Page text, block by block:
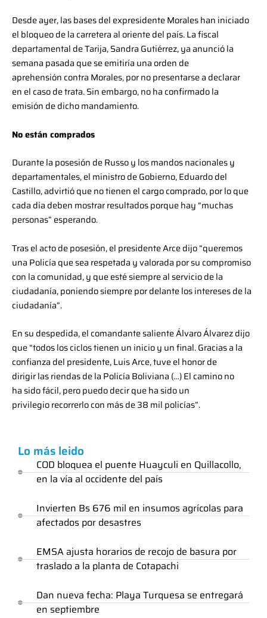
Desde ayer, las bases del expresidente Morales han iniciado
el bloqueo de la carretera al oriente del país. La fiscal
departamental de Tarija, Sandra Gutiérrez, ya anunció la
semana pasada que se emitiría una orden de
aprehensión contra Morales, por no presentarse a declarar
en el caso de trata. Sin embargo, no ha confirmado la
emisión de dicho mandamiento.
No están comprados
Durante la posesión de Russo y los mandos nacionales y
departamentales, el ministro de Gobierno, Eduardo del
Castillo, advirtió que no tienen el cargo comprado, por lo que
cada día deben mostrar resultados porque hay “muchas
personas” esperando.
Tras el acto de posesión, el presidente Arce dijo “queremos
una Policía que sea respetada y valorada por su compromiso
con la comunidad, y que esté siempre al servicio de la
ciudadanía, poniendo siempre por delante los intereses de la
ciudadanía”.
En su despedida, el comandante saliente Álvaro Álvarez dijo
que “todos los ciclos tienen un inicio y un final. Gracias a la
confianza del presidente, Luis Arce, tuve el honor de
dirigir las riendas de la Policía Boliviana (…) El camino no
ha sido fácil, pero puedo decir que ha sido un
privilegio recorrerlo con más de 38 mil policías”.
Lo más leido
COD bloquea el puente Huayculi en Quillacollo,
en la vía al occidente del país
Invierten Bs 676 mil en insumos agrícolas para
afectados por desastres
EMSA ajusta horarios de recojo de basura por
traslado a la planta de Cotapachi
Dan nueva fecha: Playa Turquesa se entregará
en septiembre